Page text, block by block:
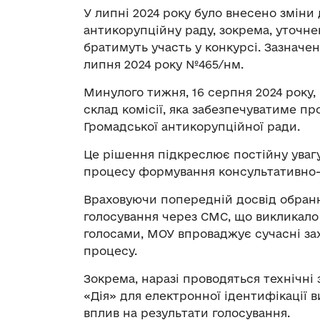
У липні 2024 року було внесено
антикорупційну раду, зокрема,
братимуть участь у конкурсі.
липня 2024 року №465/нм.
Минулого тижня, 16 серпня 2024
склад комісії, яка забезпечуватиме
Громадської антикорупційної ради.
Це рішення підкреслює постійну
процесу формування
Враховуючи попередній досвід
голосування через СМС, що викликало
голосами, МОУ впроваджує сучасні
процесу.
Зокрема, наразі проводяться
«Дія» для електронної
вплив на результати голосування.